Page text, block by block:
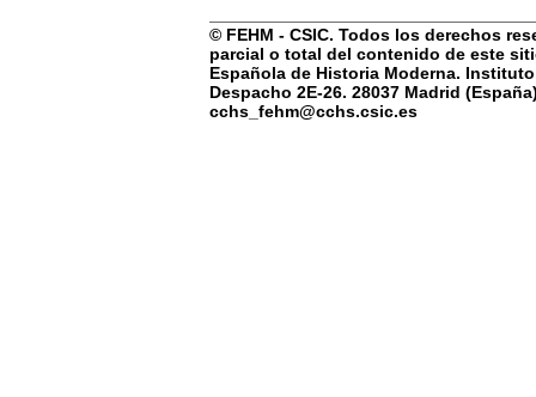
© FEHM - CSIC. Todos los derechos
parcial o total del contenido de este
Española de Historia Moderna. Instituto
Despacho 2E-26. 28037 Madrid
cchs_fehm@cchs.csic.es